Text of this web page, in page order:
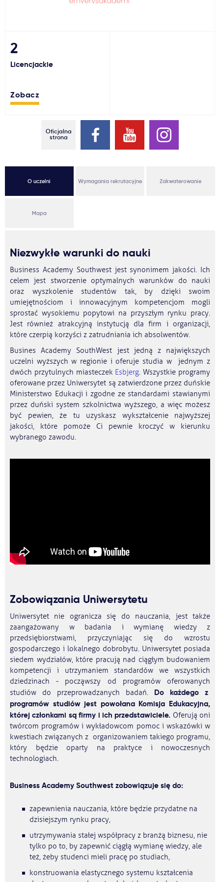
Usługi
Aktualności
2
Licencjackie
Zobacz
Oficjalna
strona
O uczelni Wymagania rekrutacyjne Zakwaterowanie
Mapa
Niezwykłe warunki do nauki
Business Academy Southwest jest synonimem jakości. Ich
celem jest stworzenie optymalnych warunków do nauki
oraz wyszkolenie studentów tak, by dzięki swoim
umiejętnościom i innowacyjnym kompetencjom mogli
sprostać wysokiemu popytowi na przyszłym rynku pracy.
Jest również atrakcyjną instytucją dla firm i organizacji,
które czerpią korzyści z zatrudniania ich absolwentów.
Busines Academy SouthWest jest jedną z największych
uczelni wyższych w regionie i oferuje studia w jednym z
dwóch przytulnych miasteczek Esbjerg. Wszystkie programy
oferowane przez Uniwersytet są zatwierdzone przez duńskie
Ministerstwo Edukacji i zgodne ze standardami stawianymi
przez duński system szkolnictwa wyższego, a więc możesz
być pewien, że tu uzyskasz wykształcenie najwyższej
jakości, które pomoże Ci pewnie kroczyć w kierunku
wybranego zawodu.
Zobowiązania Uniwersytetu
Uniwersytet nie ogranicza się do nauczania, jest także
zaangażowany w badania i wymianę wiedzy z
przedsiębiorstwami, przyczyniając się do wzrostu
gospodarczego i lokalnego dobrobytu. Uniwersytet posiada
siedem wydziałów, które pracują nad ciągłym budowaniem
kompetencji i utrzymaniem standardów we wszystkich
dziedzinach - począwszy od programów oferowanych
studiów do przeprowadzanych badań. Do każdego z
programów studiów jest powołana Komisja Edukacyjna,
której członkami są firmy i ich przedstawiciele. Oferują oni
twórcom programów i wykładowcom pomoc i wskazówki w
kwestiach związanych z organizowaniem takiego programu,
który będzie oparty na praktyce i nowoczesnych
technologiach.
Business Academy Southwest zobowiązuje się do:
zapewnienia nauczania, które będzie przydatne na
dzisiejszym rynku pracy,
utrzymywania stałej współpracy z branżą biznesu, nie
tylko po to, by zapewnić ciągłą wymianę wiedzy, ale
też, żeby studenci mieli pracę po studiach,
konstruowania elastycznego systemu kształcenia